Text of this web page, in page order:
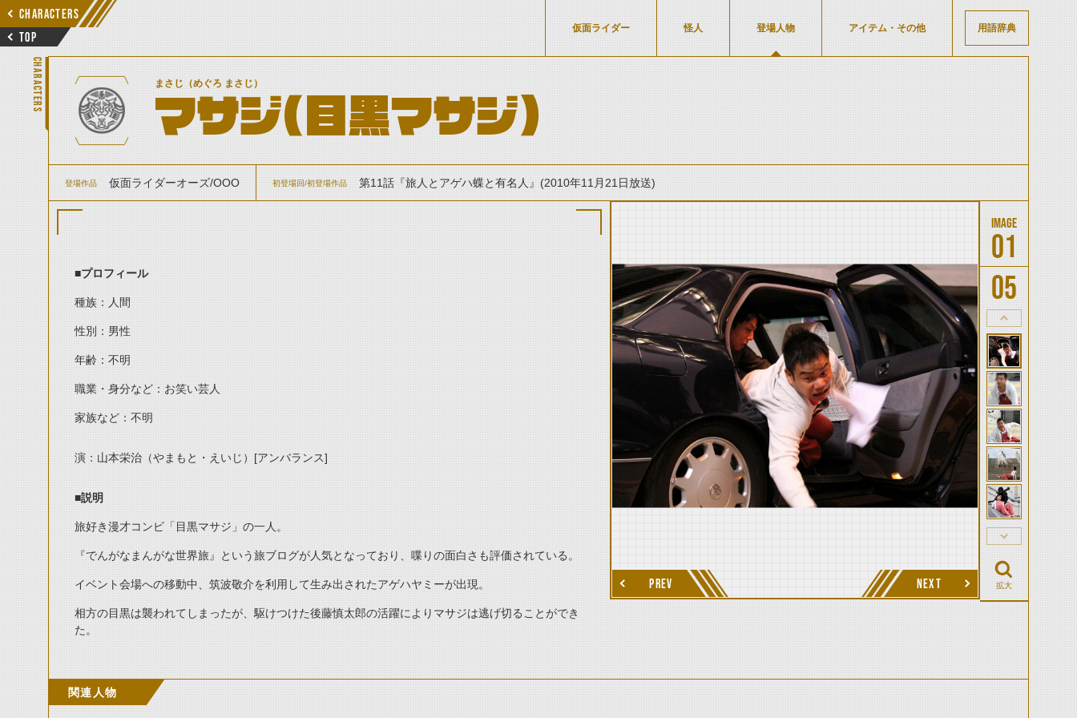
CHARACTERS
TOP
仮面ライダー 怪人 登場人物 アイテム・その他 用語辞典
CHARACTERS まさじ（めぐろ まさじ）
マサジ(目黒マサジ)
登場作品 仮面ライダーオーズ/OOO 初登場回/初登場作品 第11話『旅人とアゲハ蝶と有名人』(2010年11月21日放送)
■プロフィール
種族：人間
性別：男性
年齢：不明
職業・身分など：お笑い芸人
家族など：不明
演：山本栄治（やまもと・えいじ）[アンバランス]
■説明
旅好き漫才コンビ「目黒マサジ」の一人。
『でんがなまんがな世界旅』という旅ブログが人気となっており、喋りの面白さも評価されている。
イベント会場への移動中、筑波敬介を利用して生み出されたアゲハヤミーが出現。
相方の目黒は襲われてしまったが、駆けつけた後藤慎太郎の活躍によりマサジは逃げ切ることができ
た。
PREV NEXT
01
05
thumbnail Prev
拡大
関連人物